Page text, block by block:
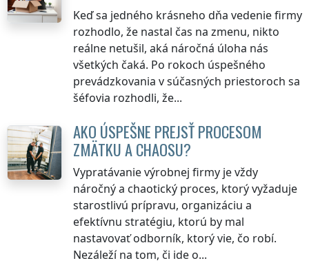
Keď sa jedného krásneho dňa vedenie firmy
rozhodlo, že nastal čas na zmenu, nikto
reálne netušil, aká náročná úloha nás
všetkých čaká. Po rokoch úspešného
prevádzkovania v súčasných priestoroch sa
šéfovia rozhodli, že...
AKO ÚSPEŠNE PREJSŤ PROCESOM
ZMÄTKU A CHAOSU?
Vypratávanie výrobnej firmy je vždy
náročný a chaotický proces, ktorý vyžaduje
starostlivú prípravu, organizáciu a
efektívnu stratégiu, ktorú by mal
nastavovať odborník, ktorý vie, čo robí.
Nezáleží na tom, či ide o...